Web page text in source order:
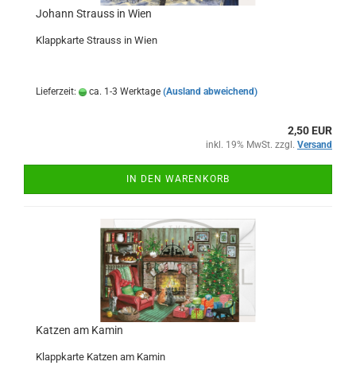
Johann Strauss in Wien
Klappkarte Strauss in Wien
Lieferzeit: ca. 1-3 Werktage (Ausland abweichend)
2,50 EUR
inkl. 19% MwSt. zzgl. Versand
IN DEN WARENKORB
Katzen am Kamin
Klappkarte Katzen am Kamin